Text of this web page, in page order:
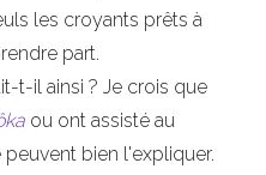
les croyants prêts à
part.
t-il ainsi ? Je crois que
ou ont assisté au
peuvent bien l'expliquer.